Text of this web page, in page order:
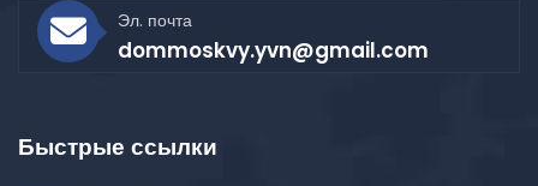
Эл. почта
dommoskvy.yvn@gmail.com
Быстрые ссылки